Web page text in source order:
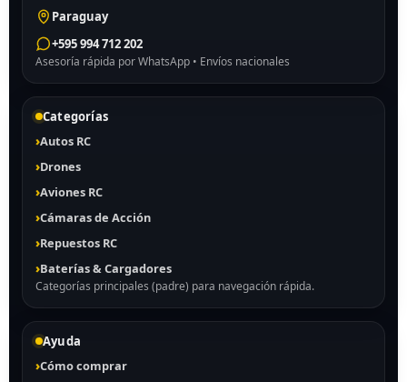
Paraguay
+595 994 712 202
Asesoría rápida por WhatsApp • Envíos nacionales
Categorías
Autos RC
Drones
Aviones RC
Cámaras de Acción
Repuestos RC
Baterías & Cargadores
Categorías principales (padre) para navegación rápida.
Ayuda
Cómo comprar